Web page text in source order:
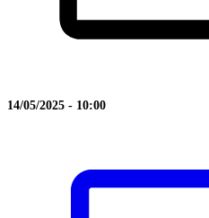
14/05/2025 - 10:00